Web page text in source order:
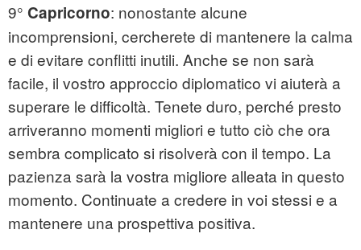
9° Capricorno: nonostante alcune
incomprensioni, cercherete di mantenere la calma
e di evitare conflitti inutili. Anche se non sarà
facile, il vostro approccio diplomatico vi aiuterà a
superare le difficoltà. Tenete duro, perché presto
arriveranno momenti migliori e tutto ciò che ora
sembra complicato si risolverà con il tempo. La
pazienza sarà la vostra migliore alleata in questo
momento. Continuate a credere in voi stessi e a
mantenere una prospettiva positiva.